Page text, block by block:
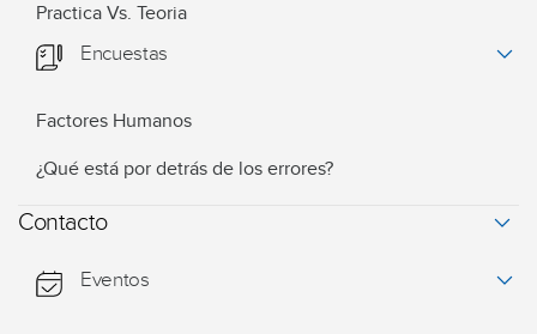
Practica Vs. Teoria
Encuestas
Factores Humanos
¿Qué está por detrás de los errores?
Contacto
Eventos